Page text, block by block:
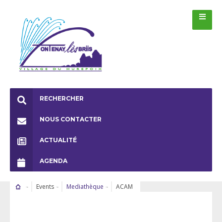
RECHERCHER
NOUS CONTACTER
ACTUALITÉ
AGENDA
Events Mediathèque ACAM